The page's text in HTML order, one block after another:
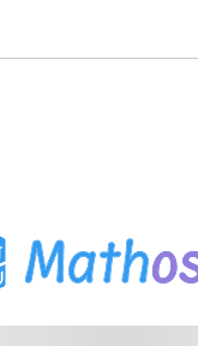
مساعد واجبات PDF